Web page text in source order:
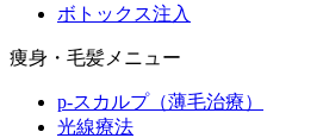
ボトックス注入
痩身・毛髪メニュー
p-スカルプ（薄毛治療）
光線療法